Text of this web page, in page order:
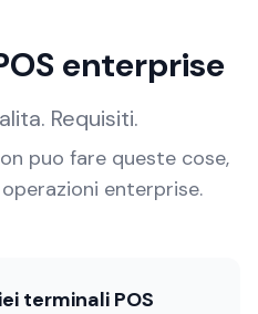
enterprise
Requisiti.
puo fare queste cose,
enterprise.
terminali POS